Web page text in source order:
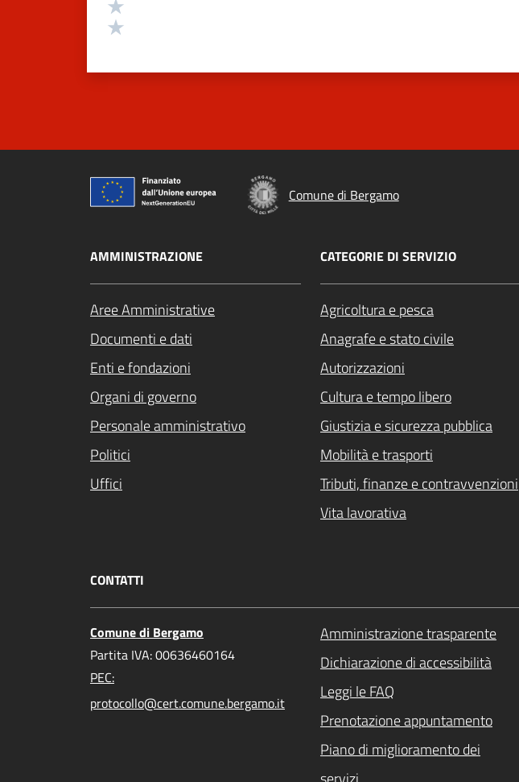
Comune di Bergamo
AMMINISTRAZIONE
Aree Amministrative
Documenti e dati
Enti e fondazioni
Organi di governo
Personale amministrativo
Politici
Uffici
CATEGORIE DI SERVIZIO
Agricoltura e pesca
Anagrafe e stato civile
Autorizzazioni
Cultura e tempo libero
Giustizia e sicurezza pubblica
Mobilità e trasporti
Tributi, finanze e contravvenzioni
Vita lavorativa
CONTATTI
Comune di Bergamo
Partita IVA: 00636460164
PEC:
protocollo@cert.comune.bergamo.it
Amministrazione trasparente
Dichiarazione di accessibilità
Leggi le FAQ
Prenotazione appuntamento
Piano di miglioramento dei